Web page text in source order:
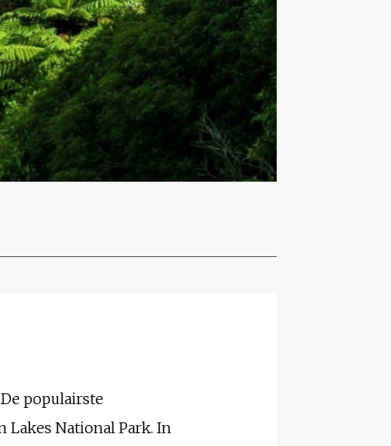
populairste
Lakes National Park. In